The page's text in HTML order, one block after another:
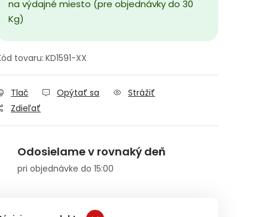
na výdajné miesto (pre objednávky do 30
Kg)
tovaru: KD1591-XX
Tlač Opýtať sa
Strážiť
Zdieľať
Odosielame v rovnaký deň
pri objednávke do 15:00